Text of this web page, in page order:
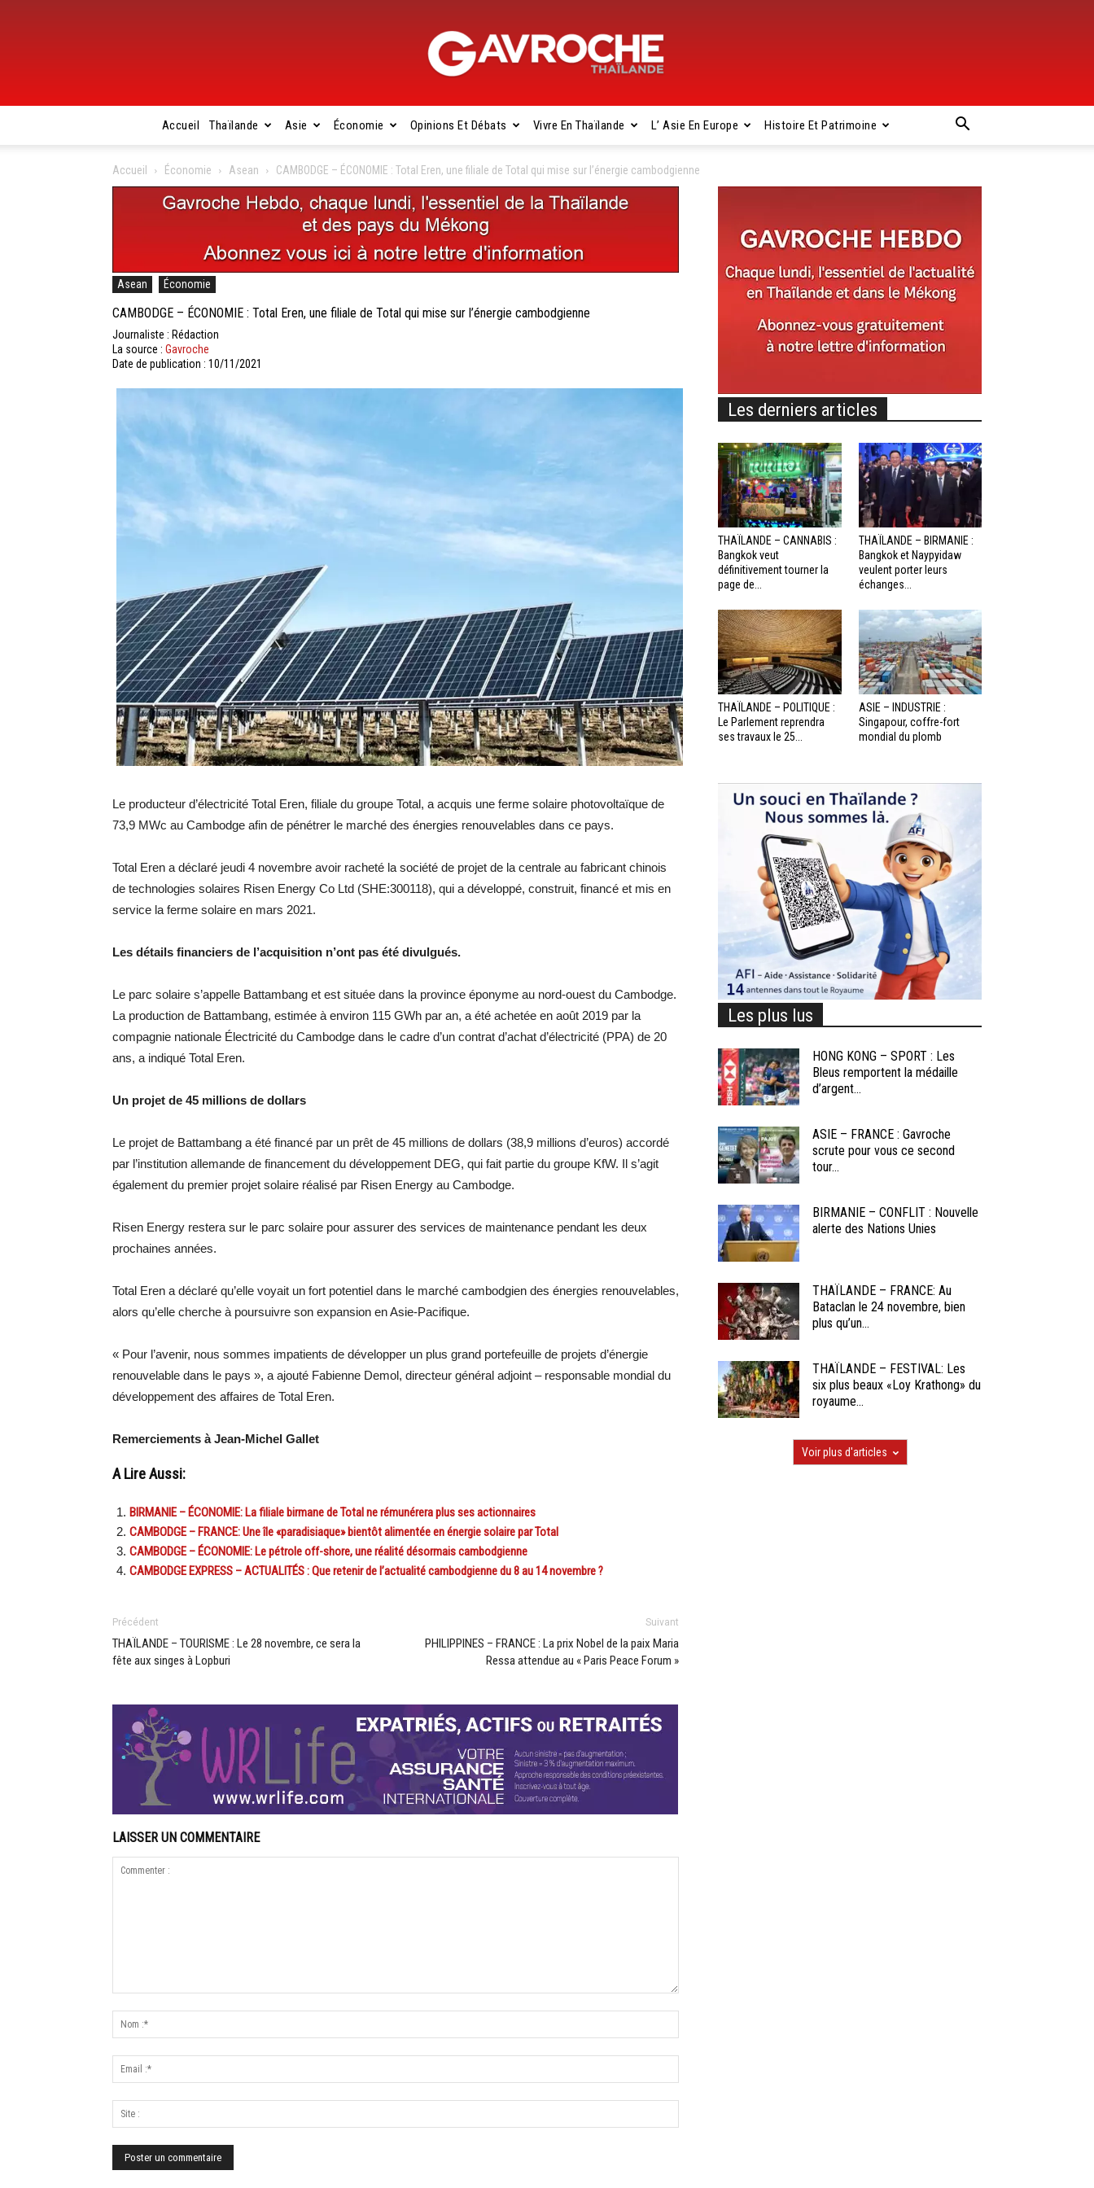
Gavroche
Accueil Thaïlande Asie Économie Opinions Et Débats Vivre En Thaïlande L’ Asie En Europe Histoire Et Patrimoine
Accueil Économie Asean CAMBODGE – ÉCONOMIE : Total Eren, une filiale de Total qui mise sur l’énergie cambodgienne
Asean Économie
CAMBODGE – ÉCONOMIE : Total Eren, une filiale de Total qui mise sur l’énergie cambodgienne
Journaliste : Rédaction
La source : Gavroche
Date de publication : 10/11/2021
Le producteur d’électricité Total Eren, filiale du groupe Total, a acquis une ferme solaire photovoltaïque de
73,9 MWc au Cambodge afin de pénétrer le marché des énergies renouvelables dans ce pays.
Total Eren a déclaré jeudi 4 novembre avoir racheté la société de projet de la centrale au fabricant chinois
de technologies solaires Risen Energy Co Ltd (SHE:300118), qui a développé, construit, financé et mis en
service la ferme solaire en mars 2021.
Les détails financiers de l’acquisition n’ont pas été divulgués.
Le parc solaire s’appelle Battambang et est située dans la province éponyme au nord-ouest du Cambodge.
La production de Battambang, estimée à environ 115 GWh par an, a été achetée en août 2019 par la
compagnie nationale Électricité du Cambodge dans le cadre d’un contrat d’achat d’électricité (PPA) de 20
ans, a indiqué Total Eren.
Un projet de 45 millions de dollars
Le projet de Battambang a été financé par un prêt de 45 millions de dollars (38,9 millions d’euros) accordé
par l’institution allemande de financement du développement DEG, qui fait partie du groupe KfW. Il s’agit
également du premier projet solaire réalisé par Risen Energy au Cambodge.
Risen Energy restera sur le parc solaire pour assurer des services de maintenance pendant les deux
prochaines années.
Total Eren a déclaré qu’elle voyait un fort potentiel dans le marché cambodgien des énergies renouvelables,
alors qu’elle cherche à poursuivre son expansion en Asie-Pacifique.
« Pour l’avenir, nous sommes impatients de développer un plus grand portefeuille de projets d’énergie
renouvelable dans le pays », a ajouté Fabienne Demol, directeur général adjoint – responsable mondial du
développement des affaires de Total Eren.
Remerciements à Jean-Michel Gallet
A Lire Aussi:
BIRMANIE – ÉCONOMIE: La filiale birmane de Total ne rémunérera plus ses actionnaires
CAMBODGE – FRANCE: Une île «paradisiaque» bientôt alimentée en énergie solaire par Total
CAMBODGE – ÉCONOMIE: Le pétrole off-shore, une réalité désormais cambodgienne
CAMBODGE EXPRESS – ACTUALITÉS : Que retenir de l’actualité cambodgienne du 8 au 14 novembre ?
Précédent
THAÏLANDE – TOURISME : Le 28 novembre, ce sera la
fête aux singes à Lopburi
Suivant
PHILIPPINES – FRANCE : La prix Nobel de la paix Maria
Ressa attendue au « Paris Peace Forum »
LAISSER UN COMMENTAIRE
Les derniers articles
THAÏLANDE – CANNABIS :
Bangkok veut
définitivement tourner la
page de...
THAÏLANDE – BIRMANIE :
Bangkok et Naypyidaw
veulent porter leurs
échanges...
THAÏLANDE – POLITIQUE :
Le Parlement reprendra
ses travaux le 25...
ASIE – INDUSTRIE :
Singapour, coffre-fort
mondial du plomb
Les plus lus
HONG KONG – SPORT : Les
Bleus remportent la médaille
d’argent...
ASIE – FRANCE : Gavroche
scrute pour vous ce second
tour...
BIRMANIE – CONFLIT : Nouvelle
alerte des Nations Unies
THAÏLANDE – FRANCE: Au
Bataclan le 24 novembre, bien
plus qu’un...
THAÏLANDE – FESTIVAL: Les
six plus beaux «Loy Krathong» du
royaume...
Voir plus d'articles